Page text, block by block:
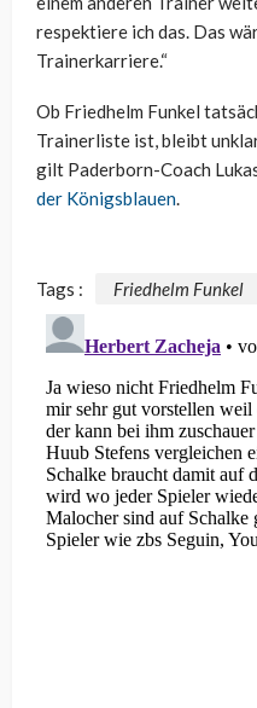
respektiere ich das. Das
Trainerkarriere.“
Ob Friedhelm Funkel
Trainerliste ist, bleibt
gilt Paderborn-Coach
der Königsblauen.
Tags : Friedhelm Funkel